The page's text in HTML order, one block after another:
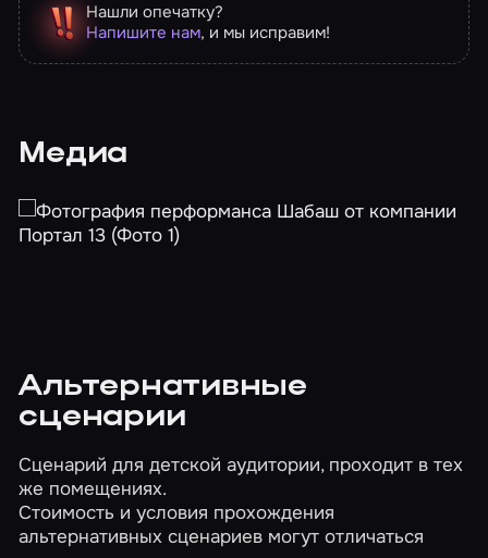
Нашли опечатку?
Напишите нам, и мы исправим!
Медиа
Альтернативные
сценарии
Сценарий для детской аудитории, проходит в тех
же помещениях.
Стоимость и условия прохождения
альтернативных сценариев могут отличаться